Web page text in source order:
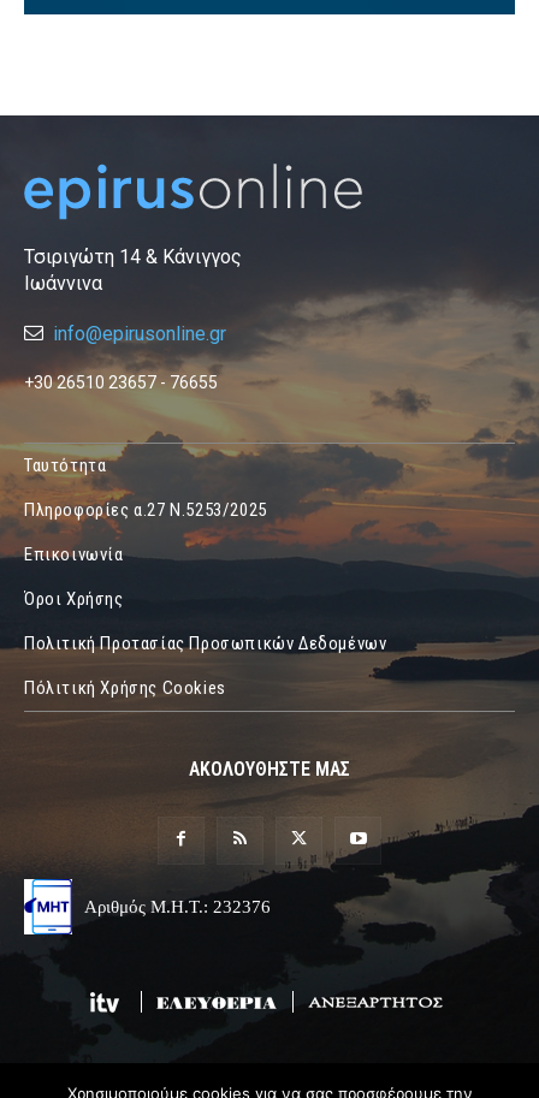
Τσιριγώτη 14 & Κάνιγγος
Ιωάννινα
info@epirusonline.gr
+30 26510 23657 - 76655
Ταυτότητα
Πληροφορίες α.27 Ν.5253/2025
Επικοινωνία
Όροι Χρήσης
Πολιτική Προτασίας Προσωπικών Δεδομένων
Πόλιτική Χρήσης Cookies
ΑΚΟΛΟΥΘΗΣΤΕ ΜΑΣ
Αριθμός Μ.Η.Τ.: 232376
Χρησιμοποιούμε cookies για να σας προσφέρουμε την